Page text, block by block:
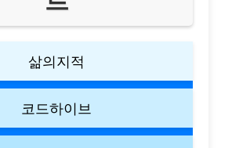
삶의지적
코드하이브